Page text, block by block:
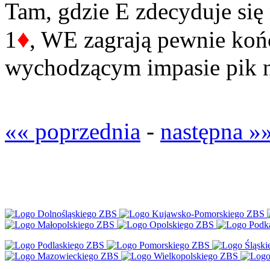
Tam, gdzie E zdecyduje
1♦, WE zagrają pewnie
wychodzącym impasie pik
«« poprzednia - następna